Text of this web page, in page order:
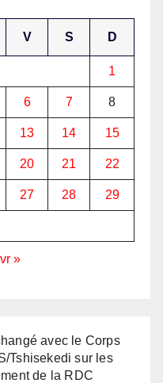
V S D
1
6 7 8
13 14 15
20 21 22
27 28 29
»
avec le Corps
Tshisekedi sur les
de la RDC